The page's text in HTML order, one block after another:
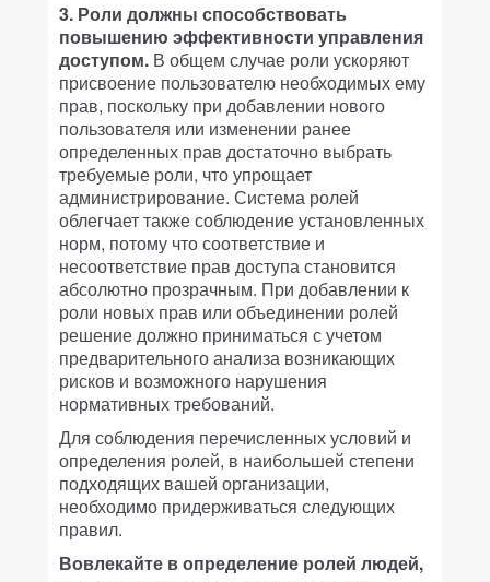
3. Роли должны способствовать
повышению эффективности управления
доступом. В общем случае роли ускоряют
присвоение пользователю необходимых ему
прав, поскольку при добавлении нового
пользователя или изменении ранее
определенных прав достаточно выбрать
требуемые роли, что упрощает
администрирование. Система ролей
облегчает также соблюдение установленных
норм, потому что соответствие и
несоответствие прав доступа становится
абсолютно прозрачным. При добавлении к
роли новых прав или объединении ролей
решение должно приниматься с учетом
предварительного анализа возникающих
рисков и возможного нарушения
нормативных требований.
Для соблюдения перечисленных условий и
определения ролей, в наибольшей степени
подходящих вашей организации,
необходимо придерживаться следующих
правил.
Вовлекайте в определение ролей людей,